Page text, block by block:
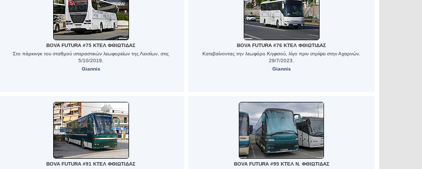
BOVA FUTURA #75 ΚΤΕΛ ΦΘΙΩΤΙΔΑΣ
Στο πάρκινγκ του σταθμού υπεραστικών λεωφορείων της Λιοσίων, στις
5/10/2019.
Giannis
BOVA FUTURA #76 ΚΤΕΛ ΦΘΙΩΤΙΔΑΣ
Κατεβαίνοντας την λεωφόρο Κηφισού, λίγο πριν στρίψει στην Αχαρνών.
29/7/2023.
Giannis
BOVA FUTURA #91 ΚΤΕΛ ΦΘΙΩΤΙΔΑΣ
BOVA FUTURA #95 ΚΤΕΛ Ν. ΦΘΙΩΤΙΔΑΣ